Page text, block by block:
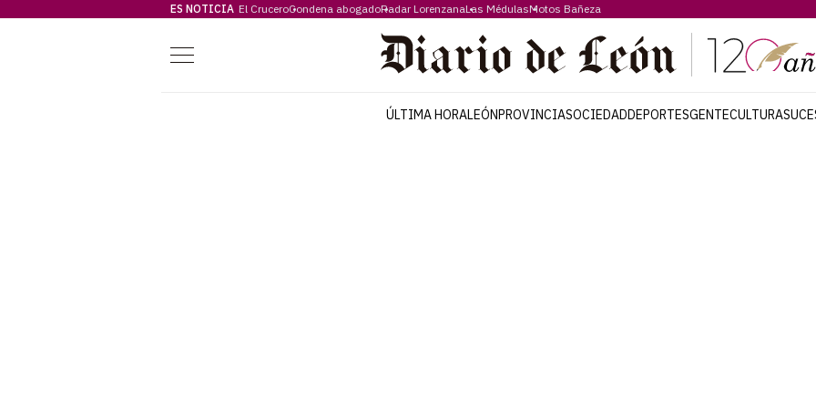
ES NOTICIA El CruceroCondena abogadoRadar LorenzanaLas MédulasMotos Bañeza
Menú
ÚLTIMA HORALEÓNPROVINCIASOCIEDADDEPORTESGENTECULTURA